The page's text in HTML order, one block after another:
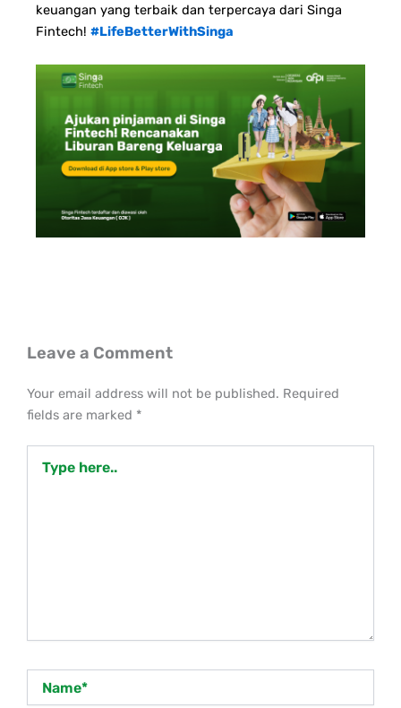
keuangan yang terbaik dan terpercaya dari Singa
Fintech! #LifeBetterWithSinga
Leave a Comment
Your email address will not be published. Required
fields are marked *
here..